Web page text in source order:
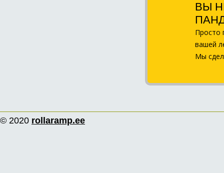
ВЫ
Просто
вашей
Мы
© 2020 rollaramp.ee